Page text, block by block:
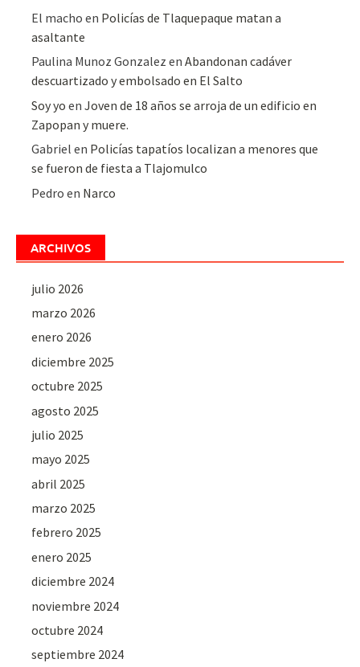
El macho en Policías de Tlaquepaque matan a
asaltante
Paulina Munoz Gonzalez enAbandonan cadáver
descuartizado y embolsado en El Salto
Soy yo enJoven de 18 años se arroja de un edificio en
Zapopan y muere.
Gabriel en Policías tapatíos localizan a menores que
se fueron de fiesta a Tlajomulco
Pedro en Narco
ARCHIVOS
julio 2026
marzo 2026
enero 2026
diciembre 2025
octubre 2025
agosto 2025
julio 2025
mayo 2025
abril 2025
marzo 2025
febrero 2025
enero 2025
diciembre 2024
noviembre 2024
octubre 2024
septiembre 2024